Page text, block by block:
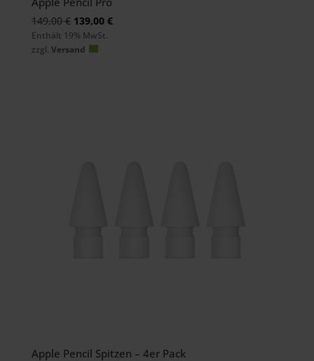
149,00€ Ursprünglicher
Preis
war:
139,00 €Aktueller
Enthält 19% MwSt.
zzgl. Versand
Apple Pencil Spitzen – 4er Pack